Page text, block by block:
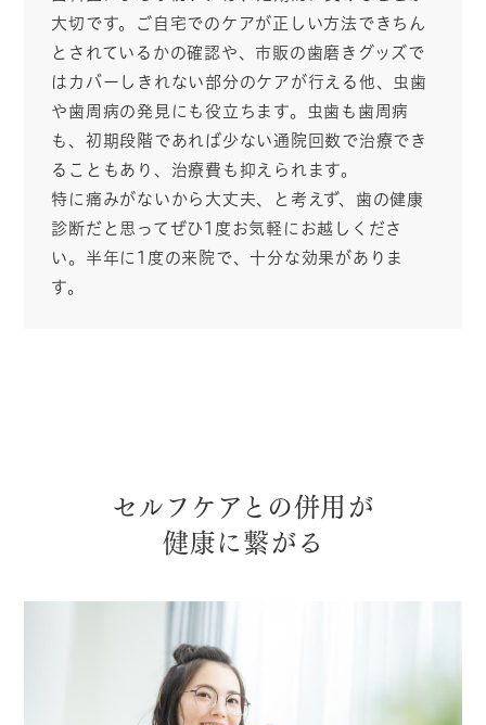
大切です。ご自宅でのケアが正しい方法できちん
とされているかの確認や、市販の歯磨きグッズで
はカバーしきれない部分のケアが行える他、虫歯
や歯周病の発見にも役立ちます。虫歯も歯周病
も、初期段階であれば少ない通院回数で治療でき
ることもあり、治療費も抑えられます。
特に痛みがないから大丈夫、と考えず、歯の健康
診断だと思ってぜひ1度お気軽にお越しくださ
い。半年に1度の来院で、十分な効果がありま
す。
セルフケアとの併用が
健康に繋がる